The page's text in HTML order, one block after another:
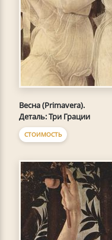
Весна (Primavera).
Деталь: Три Грации
СТОИМОСТЬ